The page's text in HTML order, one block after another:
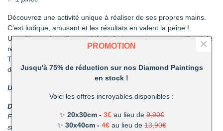
Découvrez une activité unique à réaliser de ses propres mains.
C’est ludique, amusant et les résultats en valent la peine !
Un mélange de patience et de technique qui vous permettront de
réaliser de superbes tableaux.
Très vite vous vous apercevrez combien votre réalisation vous
deviendra précieuse.
Un loisir unique offrant de nombreux avantages :
Détente et relaxation :
Faites disparaître les tensions en divergeant votre attention du
stress du quotidien.
PROMOTION
Jusqu'à 75% de réduction sur nos Diamond Paintings
en stock !
Voici les offres incroyables disponibles :
✨ 20x30cm - 3€au lieu de9,90€
✨ 30x40cm - 4€ au lieu de 13,90€
×